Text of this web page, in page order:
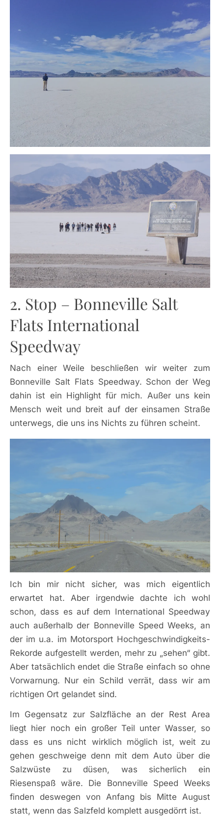
2. Stop – Bonneville Salt
Flats International
Speedway
Nach einer Weile beschließen wir weiter zum
Bonneville Salt Flats Speedway. Schon der Weg
dahin ist ein Highlight für mich. Außer uns kein
Mensch weit und breit auf der einsamen Straße
unterwegs, die uns ins Nichts zu führen scheint.
Ich bin mir nicht sicher, was mich eigentlich
erwartet hat. Aber irgendwie dachte ich wohl
schon, dass es auf dem International Speedway
auch außerhalb der Bonneville Speed Weeks, an
der im u.a. im Motorsport Hochgeschwindigkeits-
Rekorde aufgestellt werden, mehr zu „sehen“ gibt.
Aber tatsächlich endet die Straße einfach so ohne
Vorwarnung. Nur ein Schild verrät, dass wir am
richtigen Ort gelandet sind.
Im Gegensatz zur Salzfläche an der Rest Area
liegt hier noch ein großer Teil unter Wasser, so
dass es uns nicht wirklich möglich ist, weit zu
gehen geschweige denn mit dem Auto über die
Salzwüste zu düsen, was sicherlich ein
Riesenspaß wäre. Die Bonneville Speed Weeks
finden deswegen von Anfang bis Mitte August
statt, wenn das Salzfeld komplett ausgedörrt ist.